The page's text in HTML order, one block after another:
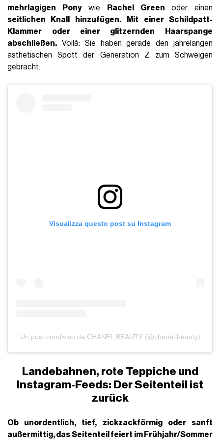
mehrlagigen Ponywie Rachel Green oder einen
seitlichen Knall hinzufügen.
Mit einer Schildpatt-
Klammer oder einer glitzernden Haarspange
abschließen. Voilà: Sie haben gerade den jahrelangen
ästhetischen Spott der Generation Z zum Schweigen
gebracht.
Visualizza questo post su Instagram
Un post condiviso da CHANEL BEAUTY (@chanel.beauty)
Landebahnen, rote Teppiche und
Instagram-Feeds: Der Seitenteil ist
zurück
Ob unordentlich, tief, zickzackförmigoder sanft
außermittig, dasSeitenteil feiert im Frühjahr/Sommer